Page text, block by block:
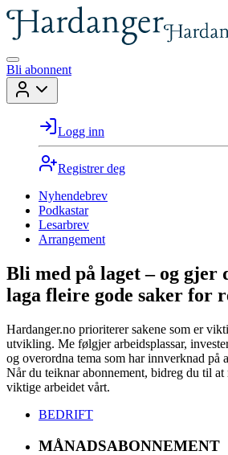
Bli abonnent
Logg inn
Registrer deg
Nyhendebrev
Podkastar
Lesarbrev
Arrangement
Bli med på laget – og gjer
laga fleire gode saker for
Hardanger.no prioriterer sakene som er
utvikling. Me følgjer arbeidsplassar,
og overordna tema som har innverknad på
Når du teiknar abonnement, bidreg du til at
viktige arbeidet vårt.
BEDRIFT
MÅNADSABONNEMENT